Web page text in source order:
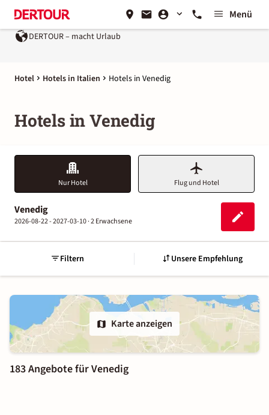
Menü
DERTOUR – macht Urlaub
Hotel Hotels in Italien Hotels in Venedig
Hotels in Venedig
Nur Hotel Flug und Hotel
Venedig
2026-08-22 - 2027-03-10 ·2 Erwachsene
Filtern Unsere Empfehlung
Karte anzeigen
183 Angebote für Venedig